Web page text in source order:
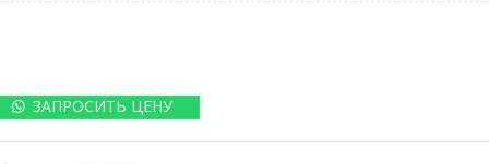
ЗАПРОСИТЬ ЦЕНУ